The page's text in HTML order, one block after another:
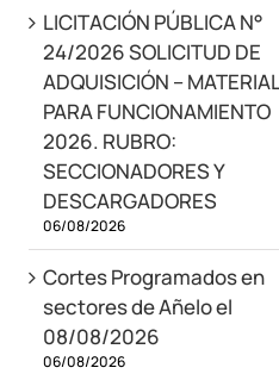
LICITACIÓN PÚBLICA N°
24/2026 SOLICITUD DE
ADQUISICIÓN –
PARA FUNCIONAMIENTO
2026. RUBRO:
SECCIONADORES Y
DESCARGADORES
06/08/2026
Cortes Programados en
sectores de Añelo el
08/08/2026
06/08/2026